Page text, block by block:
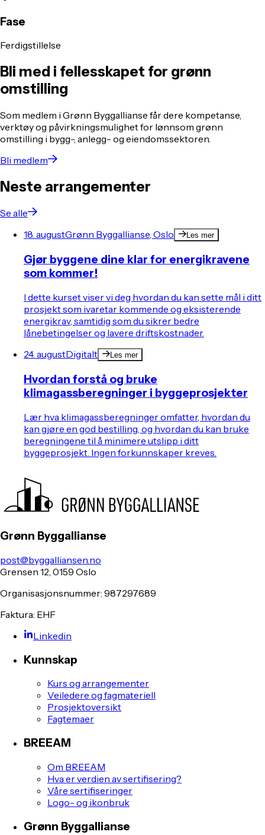
Fase
Ferdigstillelse
Bli med i fellesskapet for grønn
omstilling
Som medlem i Grønn Byggallianse får dere kompetanse,
verktøy og påvirkningsmulighet for lønnsom grønn
omstilling i bygg-, anlegg- og eiendomssektoren.
Bli medlem
Neste arrangementer
Se alle
18. augustGrønn Byggallianse, Oslo Les mer
Gjør byggene dine klar for energikravene
som kommer!
I dette kurset viser vi deg hvordan du kan sette mål i ditt
prosjekt som ivaretar kommende og eksisterende
energikrav, samtidig som du sikrer bedre
lånebetingelser og lavere driftskostnader.
24. augustDigitalt Les mer
Hvordan forstå og bruke
klimagassberegninger i byggeprosjekter
Lær hva klimagassberegninger omfatter, hvordan du
kan gjøre en god bestilling, og hvordan du kan bruke
beregningene til å minimere utslipp i ditt
byggeprosjekt. Ingen forkunnskaper kreves.
Grønn Byggallianse
post@byggalliansen.no
Grensen 12, 0159 Oslo
Organisasjonsnummer: 987297689
Faktura: EHF
Linkedin
Kunnskap
Kurs og arrangementer
Veiledere og fagmateriell
Prosjektoversikt
Fagtemaer
BREEAM
Om BREEAM
Hva er verdien av sertifisering?
Våre sertifiseringer
Logo- og ikonbruk
Grønn Byggallianse